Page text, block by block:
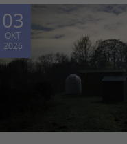
03
OKT
2026